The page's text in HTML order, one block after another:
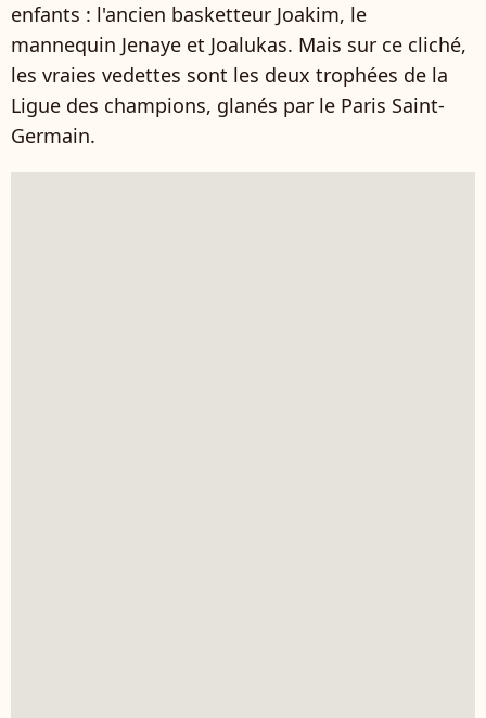
enfants : l'ancien basketteur Joakim, le
mannequin Jenaye et Joalukas. Mais sur ce cliché,
les vraies vedettes sont les deux trophées de la
Ligue des champions, glanés par le Paris Saint-
Germain.